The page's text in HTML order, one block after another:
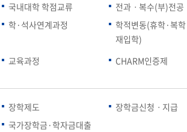
국내대학 학점교류
전과ㆍ복수(부)전공
학·석사연계과정
학적변동(휴학·복
재입학)
교육과정
CHARM인증제
장학제도 장학금신청ㆍ지급
국가장학금·학자금대출